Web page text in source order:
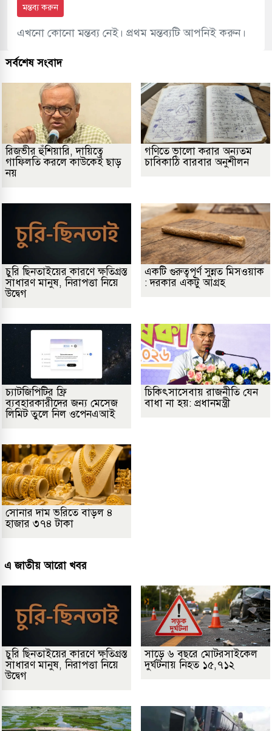
মন্তব্য করুন
এখনো কোনো মন্তব্য নেই। প্রথম মন্তব্যটি আপনিই করুন।
সর্বশেষ সংবাদ
রিজভীর হুঁশিয়ারি, দায়িত্বে
গাফিলতি করলে কাউকেই ছাড়
নয়
গণিতে ভালো করার অন্যতম
চাবিকাঠি বারবার অনুশীলন
চুরি ছিনতাইয়ের কারণে ক্ষতিগ্রস্ত
সাধারণ মানুষ, নিরাপত্তা নিয়ে
উদ্বেগ
একটি গুরুত্বপূর্ণ সুন্নত মিসওয়াক
: দরকার একটু আগ্রহ
চ্যাটজিপিটির ফ্রি
ব্যবহারকারীদের জন্য মেসেজ
লিমিট তুলে নিল ওপেনএআই
চিকিৎসাসেবায় রাজনীতি যেন
বাধা না হয়: প্রধানমন্ত্রী
সোনার দাম ভরিতে বাড়ল ৪
হাজার ৩৭৪ টাকা
এ জাতীয় আরো খবর
চুরি ছিনতাইয়ের কারণে ক্ষতিগ্রস্ত
সাধারণ মানুষ, নিরাপত্তা নিয়ে
উদ্বেগ
সাড়ে ৬ বছরে মোটরসাইকেল
দুর্ঘটনায় নিহত ১৫,৭১২